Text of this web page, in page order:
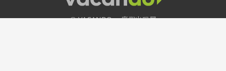
© VACANDO： 度假出租屋